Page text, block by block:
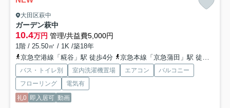
大田区萩中
ガーデン萩中
10.4万円 管理/共益費5,000円
1階 / 25.50㎡ / 1K /築18年
京急空港線「糀谷」駅 徒歩4分
京急本線「京急蒲田」駅 徒歩15分
バス・トイレ別 室内洗濯機置場 エアコン
バルコニー
フローリング
電気有
礼0 即入居可 動画